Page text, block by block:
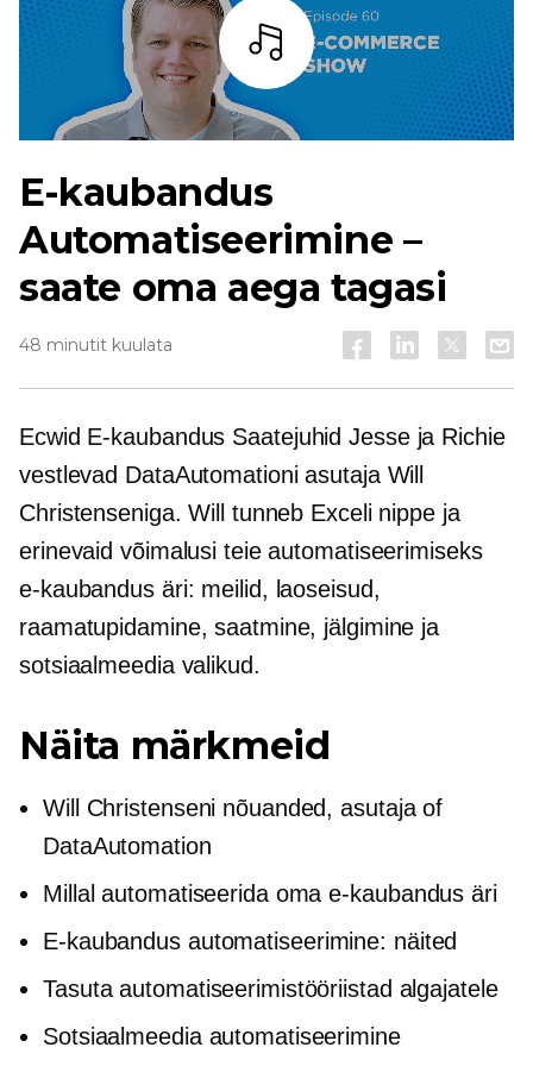
Kuulama
E-kaubandus
Automatiseerimine –
saate oma aega tagasi
48 minutit kuulata
Ecwid E-kaubandus Saatejuhid Jesse ja Richie
vestlevad DataAutomationi asutaja Will
Christenseniga. Will tunneb Exceli nippe ja
erinevaid võimalusi teie automatiseerimiseks
e-kaubandusäri: meilid, laoseisud,
raamatupidamine, saatmine, jälgimine ja
sotsiaalmeedia valikud.
Näita märkmeid
Will Christenseni nõuanded,asutajaof
DataAutomation
Millal automatiseerida omae-kaubandus äri
E-kaubandusautomatiseerimine: näited
Tasuta automatiseerimistööriistad algajatele
Sotsiaalmeedia automatiseerimine